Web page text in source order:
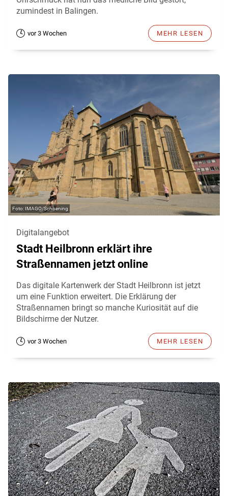
zumindest in Balingen.
vor 3 Wochen MEHR LESEN
IMAGO/Schoening
Digitalangebot
Stadt Heilbronn erklärt ihre
Straßennamen jetzt online
Das digitale Kartenwerk der Stadt Heilbronn ist jetzt
um eine Funktion erweitert. Die Erklärung der
Straßennamen bringt so manche Kuriosität auf die
Bildschirme der Nutzer.
vor 3 Wochen MEHR LESEN